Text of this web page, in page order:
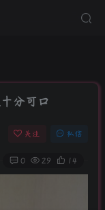
分可口
关注 私信
0 29 14